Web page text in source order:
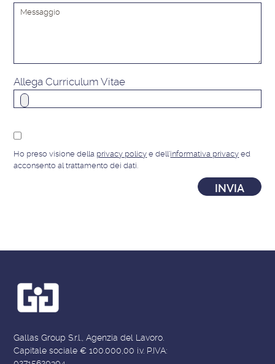
Allega Curriculum Vitae
Ho preso visione della privacy policy e dell'informativa privacy ed
acconsento al trattamento dei dati.
Gallas Group S.r.l., Agenzia del Lavoro.
Capitale sociale € 100.000,00 i.v. P.IVA: